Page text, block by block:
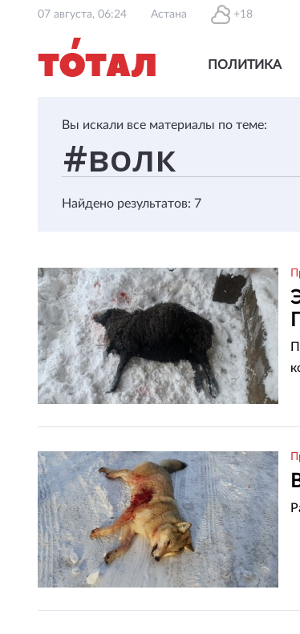
07 августа, 06:24 Астана +18
ПОЛИТИКА
Вы искали все материалы по теме:
Найдено результатов: 7